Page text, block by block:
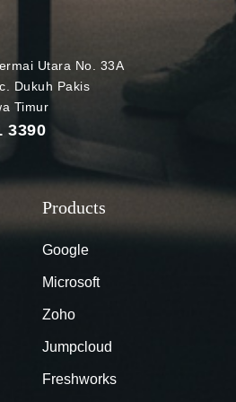
Utara No. 33A
Dukuh Pakis
Timur
3390
Google
Microsoft
Zoho
Jumpcloud
Freshworks